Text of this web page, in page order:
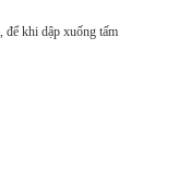
để khi dập xuống tấm